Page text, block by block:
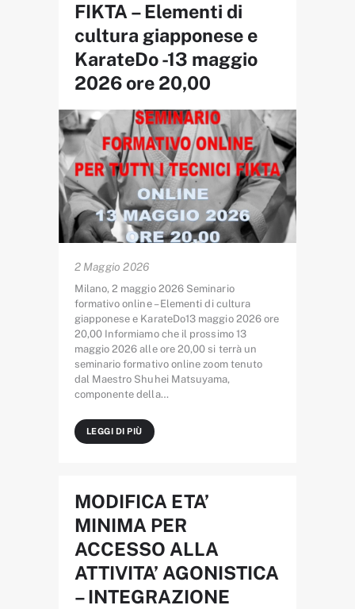
FIKTA – Elementi di
cultura giapponese e
KarateDo -13 maggio
2026 ore 20,00
2 Maggio 2026
Milano, 2 maggio 2026 Seminario
formativo online – Elementi di cultura
giapponese e KarateDo13 maggio 2026 ore
20,00 Informiamo che il prossimo 13
maggio 2026 alle ore 20,00 si terrà un
seminario formativo online zoom tenuto
dal Maestro Shuhei Matsuyama,
componente della…
LEGGI DI PIÙ
MODIFICA ETA’
MINIMA PER
ACCESSO ALLA
ATTIVITA’ AGONISTICA
– INTEGRAZIONE